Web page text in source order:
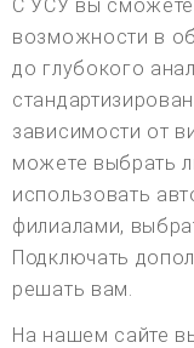
С УСУ вы
возможности в
до глубокого
зависимости от
можете выбрать
использовать
филиалами,
Подключать
решать вам.
На нашем сайте